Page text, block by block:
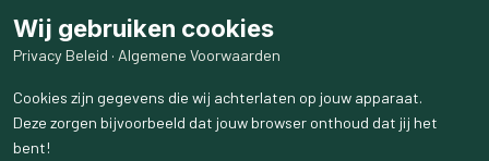
Wij gebruiken cookies
Privacy Beleid · Algemene Voorwaarden
Cookies zijn gegevens die wij achterlaten op jouw apparaat.
Deze zorgen bijvoorbeeld dat jouw browser onthoud dat jij het
bent!